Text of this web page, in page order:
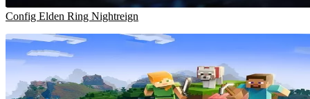
Config Elden Ring Nightreign